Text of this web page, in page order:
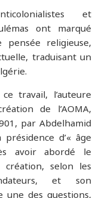
et
ont marqué
pensée religieuse,
traduisant un
travail, l’auteure
de l’AOMA,
par Abdelhamid
d’« âge
avoir abordé le
selon les
et son